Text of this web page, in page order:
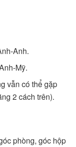
Anh.
Mỹ.
vẫn có thể gặp
2 cách trên).
phòng, góc hộp